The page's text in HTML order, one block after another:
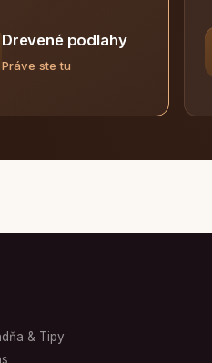
Drevené podlahy
Práve ste tu
& Tipy